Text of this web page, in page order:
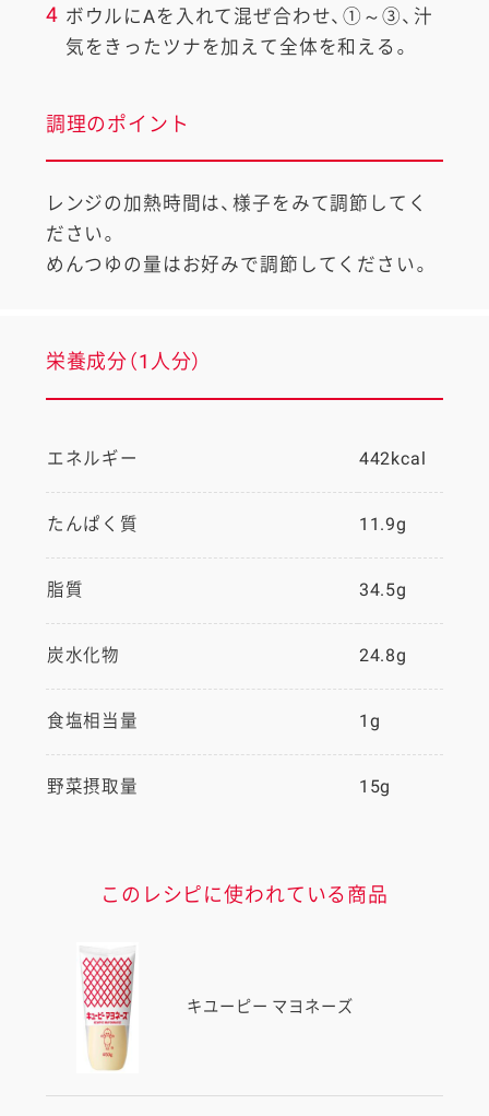
4 ボウルにAを入れて混ぜ合わせ、①～③、汁
気をきったツナを加えて全体を和える。
調理のポイント
レンジの加熱時間は、様子をみて調節してく
ださい。
めんつゆの量はお好みで調節してください。
栄養成分（1人分）
エネルギー 442kcal
たんぱく質 11.9g
脂質 34.5g
炭水化物 24.8g
食塩相当量 1g
野菜摂取量 15g
このレシピに使われている商品
キユーピー マヨネーズ